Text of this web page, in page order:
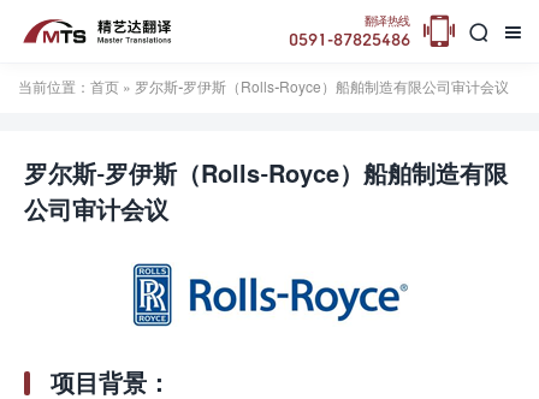


翻译热线
0591-87825486 
当前位置： 首页 » 罗尔斯-罗伊斯（Rolls-Royce）船舶制造有限公司审计会议
罗尔斯-罗伊斯（Rolls-Royce）船舶制造有限
公司审计会议
项目背景：